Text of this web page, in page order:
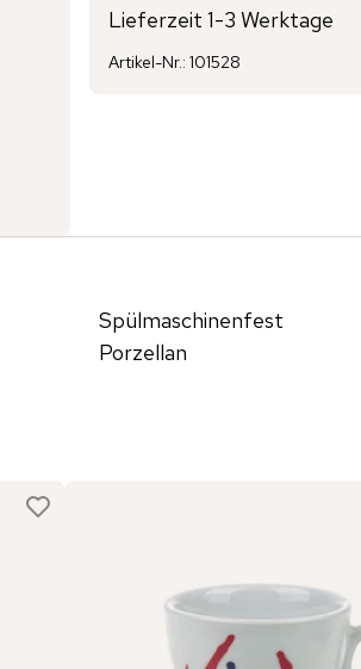
Lieferzeit 1-3 Werktage
Artikel-Nr.: 101528
Spülmaschinenfest
Porzellan